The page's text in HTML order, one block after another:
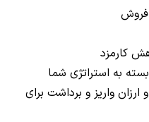
کارمزد
به استراتژی شما
واریز و برداشت برای